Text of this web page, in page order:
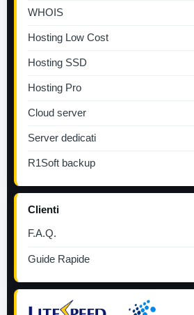
WHOIS
Hosting Low Cost
Hosting SSD
Hosting Pro
Cloud server
Server dedicati
R1Soft backup
Clienti
F.A.Q.
Guide Rapide